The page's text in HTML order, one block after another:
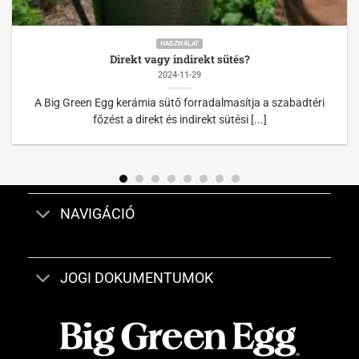
HASZNÁLAT
Direkt vagy indirekt sütés?
2024-11-29
A Big Green Egg kerámia sütő forradalmasítja a szabadtéri
főzést a direkt és indirekt sütési [...]
NAVIGÁCIÓ
JOGI DOKUMENTUMOK